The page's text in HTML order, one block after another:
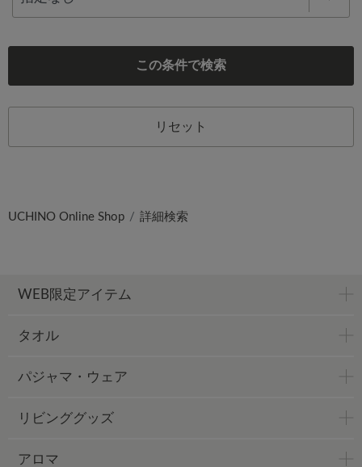
この条件で検索
リセット
UCHINO Online Shop 詳細検索
WEB限定アイテム
タオル
パジャマ・ウェア
リビンググッズ
アロマ